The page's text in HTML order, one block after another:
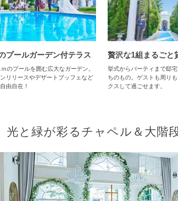
プールガーデン付テラス
のプールを囲む広大なガーデン。
リリースやデザートブッフェなど
由自在！
贅沢な1組まるごと
挙式からパーティまで邸
ちのもの。ゲストも周り
クスして過ごせます。
光と緑が彩るチャペル＆大階